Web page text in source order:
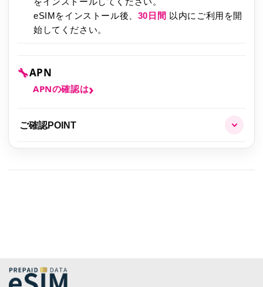
eSIMをインストール後、 30日間 以内にご利用を開
始してください。
🔧APN
APNの確認は
ご確認POINT